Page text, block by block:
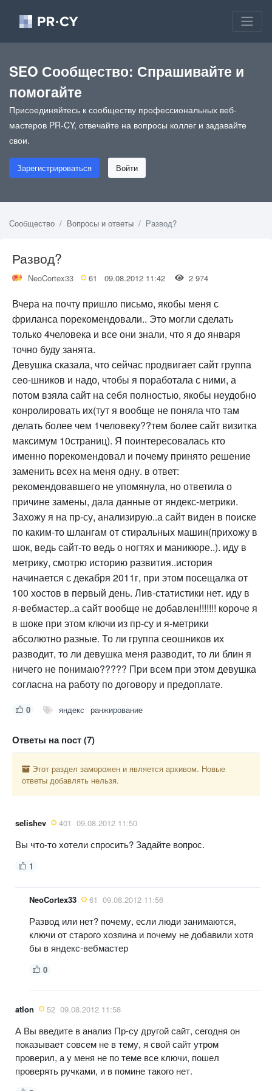
SEO Сообщество: Спрашивайте и
помогайте
Присоединяйтесь к сообществу профессиональных веб-
мастеров PR-CY, отвечайте на вопросы коллег и задавайте
свои.
Зарегистрироваться Войти
Сообщество Вопросы и ответы Развод?
Развод?
NeoCortex33 61 09.08.2012 11:42 2 974
Вчера на почту пришло письмо, якобы меня с
фриланса порекомендовали.. Это могли сделать
только 4человека и все они знали, что я до января
точно буду занята.
Девушка сказала, что сейчас продвигает сайт группа
сео-шников и надо, чтобы я поработала с ними, а
потом взяла сайт на себя полностью, якобы неудобно
конролировать их(тут я вообще не поняла что там
делать более чем 1человеку??тем более сайт визитка
максимум 10страниц). Я поинтересовалась кто
именно порекомендовал и почему принято решение
заменить всех на меня одну. в ответ:
рекомендовавшего не упомянула, но ответила о
причине замены, дала данные от яндекс-метрики.
Захожу я на пр-су, анализирую..а сайт виден в поиске
по каким-то шлангам от стиральных машин(прихожу в
шок, ведь сайт-то ведь о ногтях и маникюре..). иду в
метрику, смотрю историю развития..история
начинается с декабря 2011г, при этом посещалка от
100 хостов в первый день. Лив-статистики нет. иду в
я-вебмастер..а сайт вообще не добавлен!!!!!!! короче я
в шоке при этом ключи из пр-су и я-метрики
абсолютно разные. То ли группа сеошников их
разводит, то ли девушка меня разводит, то ли блин я
ничего не понимаю????? При всем при этом девушка
согласна на работу по договору и предоплате.
0 яндекс ранжирование
Ответы на пост (7)
Этот раздел заморожен и является архивом. Новые
ответы добавлять нельзя.
selishev 401 09.08.2012 11:50
Вы что-то хотели спросить? Задайте вопрос.
1
NeoCortex33 61 09.08.2012 11:56
Развод или нет? почему, если люди занимаются,
ключи от старого хозяина и почему не добавили хотя
бы в яндекс-вебмастер
0
atlon 52 09.08.2012 11:58
А Вы введите в анализ Пр-су другой сайт, сегодня он
показывает совсем не в тему, я свой сайт утром
проверил, а у меня не по теме все ключи, пошел
проверять ручками, и в помине такого нет.